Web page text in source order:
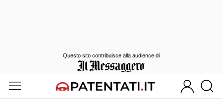
Questo sito contribuisce alla audience di